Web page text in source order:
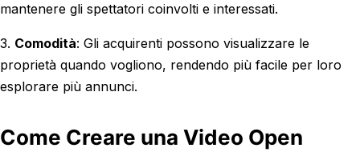
mantenere gli spettatori coinvolti e interessati.
3. Comodità: Gli acquirenti possono visualizzare le
proprietà quando vogliono, rendendo più facile per loro
esplorare più annunci.
Come Creare una Video Open